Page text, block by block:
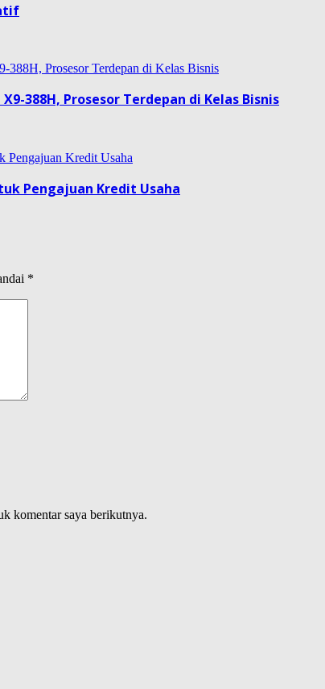
388H, Prosesor Terdepan di Kelas Bisnis
Pengajuan Kredit Usaha
*
komentar saya berikutnya.